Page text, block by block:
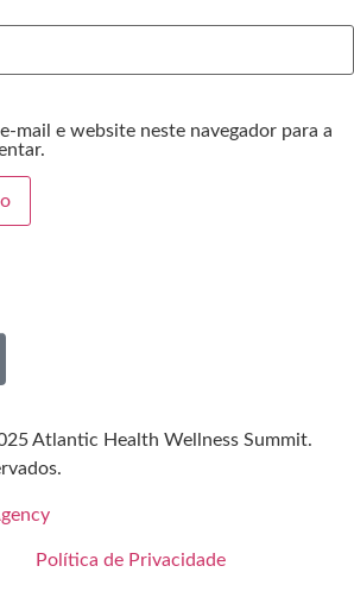
mail e website neste navegador para a
Atlantic Health Wellness Summit.
Política de Privacidade